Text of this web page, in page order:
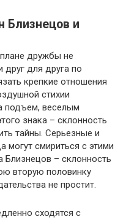
Близнецов и
дружбы не
для друга по
крепкие отношения
стихии
подъем, веселым
знака – склонность
тайны. Серьезные и
могут смириться с этими
– склонность
вторую половинку
не простит.
сходятся с